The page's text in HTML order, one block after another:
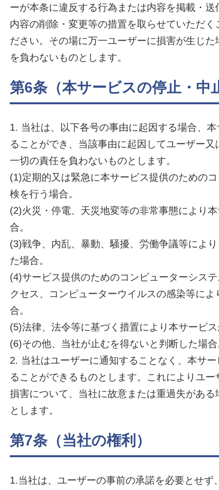
ーが本条に違反する行為または内容を掲載・
内容の削除・変更等の措置を取らせていただ
ださい。その場に万一ユーザーに損害が生じ
を負わないものとします。
第6条（本サービスの停止・中
1. 当社は、以下各号の事由に起因する場合、
ることができ、当該事由に起因してユーザー
一切の責任を負わないものとします。
(1)定期的又は緊急に本サービス提供のための
検を行う場合。
(2)火災・停電、天災地変等の非常事態により
合。
(3)戦争、内乱、暴動、騒擾、労働争議等によ
た場合。
(4)サービス提供のためのコンピューターシス
クセス、コンピューターウイルスの感染等に
合。
(5)法律、法令等に基づく措置により本サービ
(6)その他、当社が止むを得ないと判断した場
2. 当社はユーザーに通知することなく、本サ
ることができるものとします。これによりユ
損害について、当社に故意または重過失があ
とします。
第7条（当社の権利）
1.当社は、ユーザーの事前の承諾を必要とせ